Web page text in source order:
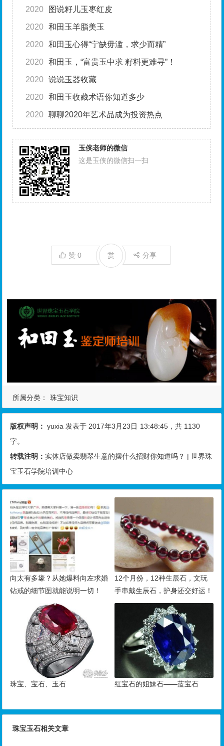
2020 图说籽儿玉枣红皮
2020 和田玉羊脂美玉
2020 和田玉心得“宁缺毋滥，求少而精”
2020 和田玉，“富贵玉中求 籽料更难寻”！
2020 说说玉器收藏
2020 和田玉收藏术语你知道多少
2020 聊聊2020年艺术品成为投资热点
玉侠老师的微信
这是玉侠的微信扫一扫
赞0 分享
赏
所属分类： 珠宝知识
版权声明： yuxia 发表于 2017年3月23日 13:48:45 ，共 1130
字。
转载注明： 实体店做卖翡翠生意的摆什么招财你知道吗？ | 世界珠
宝玉石学院培训中心
向太有多壕？从她爆料向左求婚
钻戒的细节图就能说明一切！
12个月份，12种生辰石，文玩
手串戴生辰石，护身还交好运！
珠宝、宝石、玉石 红宝石的姐妹石——蓝宝石
珠宝玉石相关文章